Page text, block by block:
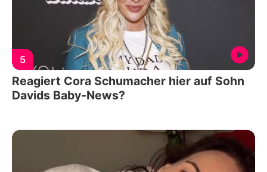
5
Reagiert Cora Schumacher hier auf Sohn
Davids Baby-News?